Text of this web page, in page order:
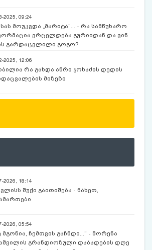
2025, 09:24
მოუკვდა „მარიტა“... - რა სამწუხარო
ვრცელდება გურიიდან და ვინ
გარდაცვლილი გოგო?
2025, 12:06
რა გახდა ანრი ჯოხაძის დედის
მიზეზი
2026, 18:14
შუქი გაითიშება - ნახეთ,
2026, 05:54
მგონია, ჩემთვის გაჩნდი...“ - შორენა
გრანდიოზული დაბადების დღე